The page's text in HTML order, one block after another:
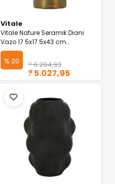
Vitale
Vitale Nature Seramik Diani
Vazo 17.5x17.5x43 cm
AK.KW0014
% 20 ? 6.284,93
? 5.027,95